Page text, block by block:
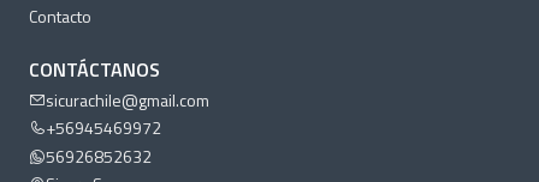
Contacto
CONTÁCTANOS
sicurachile@gmail.com
+56945469972
56926852632